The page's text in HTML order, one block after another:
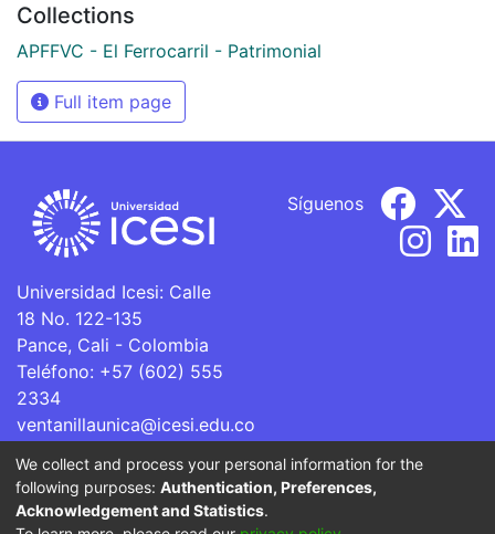
Collections
APFFVC - El Ferrocarril - Patrimonial
Full item page
Universidad Icesi: Calle
18 No. 122-135
Pance, Cali - Colombia
Teléfono: +57 (602) 555
2334
ventanillaunica@icesi.edu.co
Síguenos
La Universidad Icesi es una Institución de Educación
Superior que se encuentra sujeta a inspección y vigilancia
We collect and process your personal information for the
following purposes: Authentication, Preferences,
Acknowledgement and Statistics.